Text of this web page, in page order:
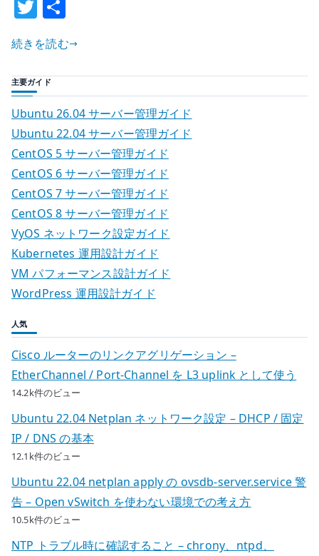
大
型
シ
ー
シ
ル
ー
タ
ー
を
分
解
分
散
型
に
す
る
考
え
方
T
w
it
te
r
続きを読む
主要ガイド
Ubuntu 26.04 サーバー管理ガイド
Ubuntu 22.04 サーバー管理ガイド
CentOS 5 サーバー管理ガイド
CentOS 6 サーバー管理ガイド
CentOS 7 サーバー管理ガイド
CentOS 8 サーバー管理ガイド
VyOS ネットワーク設定ガイド
Kubernetes 運用設計ガイド
VM パフォーマンス設計ガイド
WordPress 運用設計ガイド
人気
Cisco ルーターのリンクアグリゲーション –
EtherChannel / Port-Channel を L3 uplink として使う
14.2k件のビュー
Ubuntu 22.04 Netplan ネットワーク設定 – DHCP / 固定
IP / DNS の基本
12.1k件のビュー
Ubuntu 22.04 netplan apply の ovsdb-server.service 警
告 – Open vSwitch を使わない環境での考え方
10.5k件のビュー
NTP トラブル時に確認すること – chrony、ntpd、